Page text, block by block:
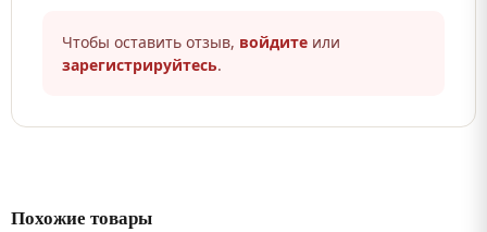
Чтобы оставить отзыв, войдите или
зарегистрируйтесь.
Похожие товары